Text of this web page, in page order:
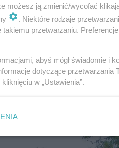
i zbiórkę krwi dla
też atrakcje dla dzieci w
na parkingu przy Alei
możesz ją zmienić/wycofać
. Niektóre rodzaje
przetwarzaniu.
abyś mógł świadomie i
dotyczące przetwarzania
w „Ustawienia”.